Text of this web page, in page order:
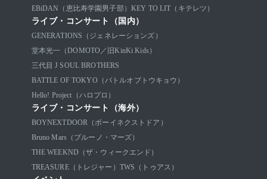
EBiDAN（恵比寿学園男子部） KEY TO LIT（キテレツ）
ライブ・コンサート（国内）
GENERATIONS（ジェネレーションズ）
堂本光一（DOMOTO／旧KinKi Kids）
三代目 J SOUL BROTHERS
BATTLE OF TOKYO（バトルオブトウキョウ）
Hello! Project（ハロプロ）
ライブ・コンサート（海外）
BOYNEXTDOOR（ボーイネクストドア）
Bruno Mars（ブルーノ・マーズ）
THE WEEKND（ザ・ウィークエンド）
TREASURE（トレジャー） TWS（トゥアス）